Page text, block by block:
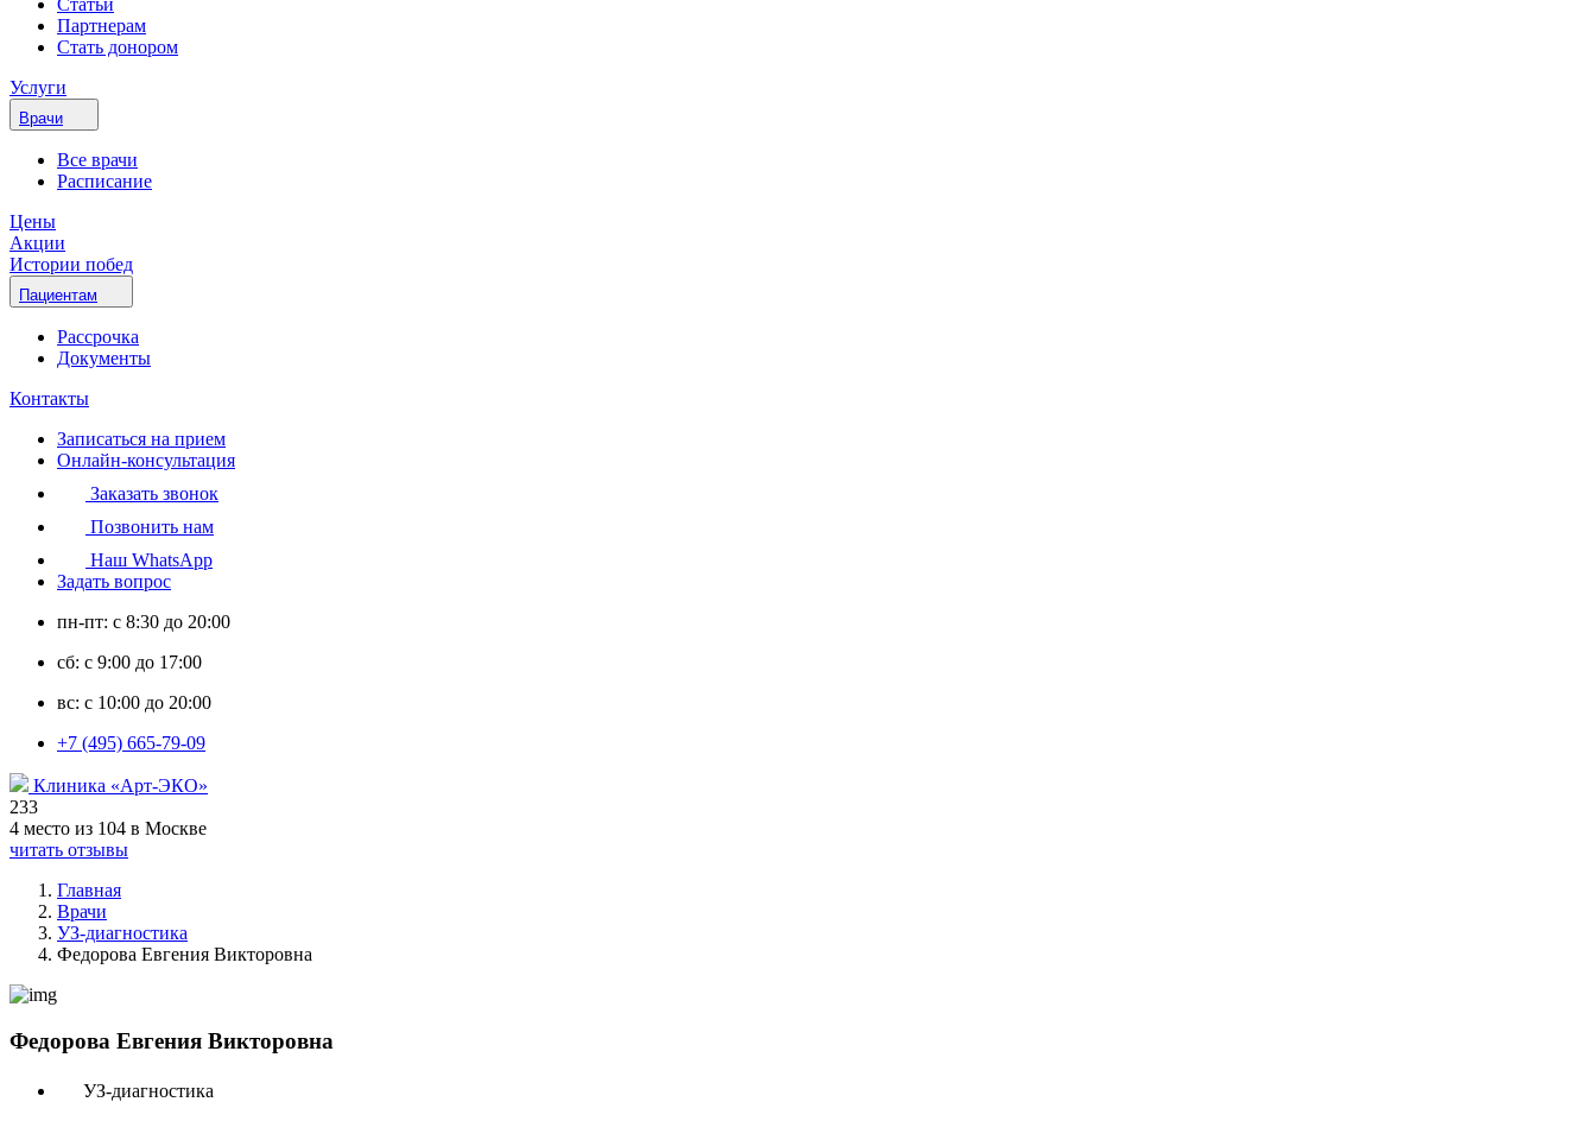
Статьи
Партнерам
Стать донором
Услуги
Врачи
Все врачи
Расписание
Цены
Акции
Истории побед
Пациентам
Рассрочка
Документы
Контакты
Записаться на прием
Онлайн-консультация
Заказать звонок
Позвонить нам
Наш WhatsApp
Задать вопрос
пн-пт: с 8:30 до 20:00
сб: с 9:00 до 17:00
вс: с 10:00 до 20:00
+7 (495) 665-79-09
Клиника «Арт-ЭКО»
233
4 место из 104 в Москве
читать отзывы
Главная
Врачи
УЗ-диагностика
Федорова Евгения Викторовна
Федорова Евгения Викторовна
УЗ-диагностика